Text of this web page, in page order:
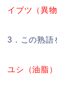
イブツ（異物
3．この熟語
ユシ（油脂）